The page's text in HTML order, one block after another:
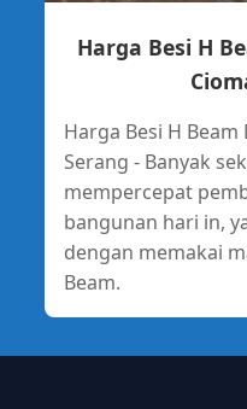
Harga Besi H
Harga Besi H Beam
Serang - Banyak
mempercepat
bangunan hari in,
dengan memakai
Beam.